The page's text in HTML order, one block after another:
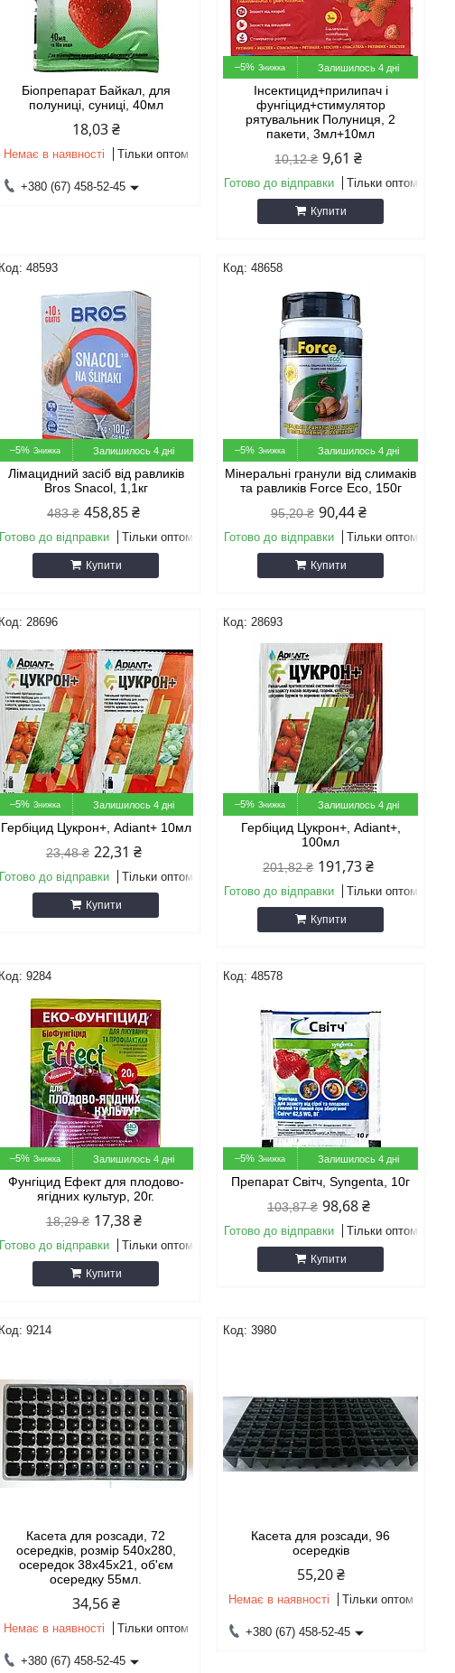
Біопрепарат Байкал, для
полуниці, суниці, 40мл
18,03 ₴
Немає в наявності Тільки оптом
+380 (67) 458-52-45
–5% Залишилось 4 дні
Інсектицид+прилипач і
фунгіцид+стимулятор
рятувальник Полуниця, 2
пакети, 3мл+10мл
10,12 ₴ 9,61 ₴
Готово до відправки Тільки оптом
Купити
48593
–5% Залишилось 4 дні
Лімацидний засіб від равликів
Bros Snacol, 1,1кг
483 ₴ 458,85 ₴
Готово до відправки Тільки оптом
Купити
48658
–5% Залишилось 4 дні
Мінеральні гранули від слимаків
та равликів Force Eco, 150г
95,20 ₴ 90,44 ₴
Готово до відправки Тільки оптом
Купити
28696
–5% Залишилось 4 дні
Гербіцид Цукрон+, Adiant+ 10мл
23,48 ₴ 22,31 ₴
Готово до відправки Тільки оптом
Купити
28693
–5% Залишилось 4 дні
Гербіцид Цукрон+, Adiant+,
100мл
201,82 ₴ 191,73 ₴
Готово до відправки Тільки оптом
Купити
9284
–5% Залишилось 4 дні
Фунгіцид Ефект для плодово-
ягідних культур, 20г.
18,29 ₴ 17,38 ₴
Готово до відправки Тільки оптом
Купити
48578
–5% Залишилось 4 дні
Препарат Світч, Syngenta, 10г
103,87 ₴ 98,68 ₴
Готово до відправки Тільки оптом
Купити
9214
Касета для розсади, 72
осередків, розмір 540х280,
осередок 38х45х21, об'єм
осередку 55мл.
34,56 ₴
Немає в наявності Тільки оптом
+380 (67) 458-52-45
3980
Касета для розсади, 96
осередків
55,20 ₴
Немає в наявності Тільки оптом
+380 (67) 458-52-45